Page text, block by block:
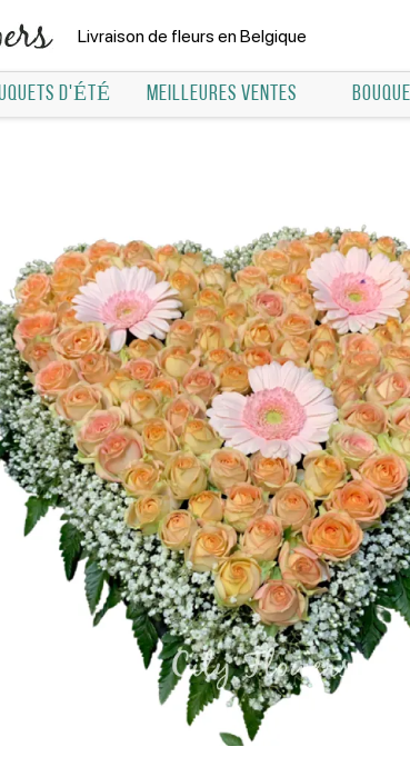
Livraison de fleurs en Belgique
D'ÉTÉ MEILLEURES VENTES